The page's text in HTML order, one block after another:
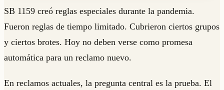
SB 1159 creó reglas especiales durante la pandemia.
Fueron reglas de tiempo limitado. Cubrieron ciertos grupos
y ciertos brotes. Hoy no deben verse como promesa
automática para un reclamo nuevo.
En reclamos actuales, la pregunta central es la prueba. El